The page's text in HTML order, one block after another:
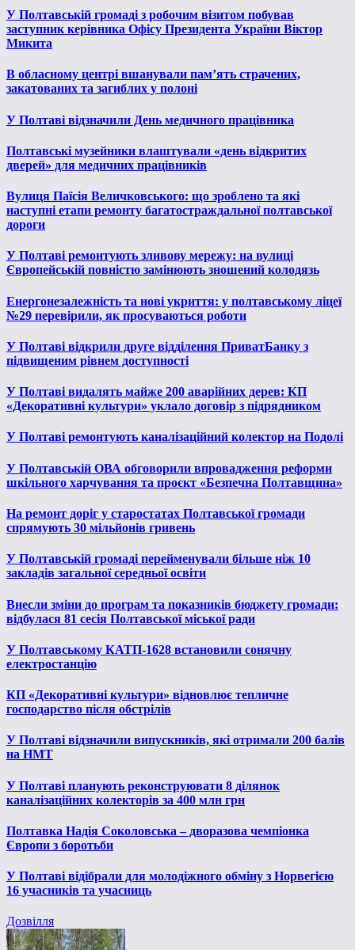
У Полтавській громаді з робочим візитом побував
заступник керівника Офісу Президента України Віктор
Микита
В обласному центрі вшанували пам’ять страчених,
закатованих та загиблих у полоні
У Полтаві відзначили День медичного працівника
Полтавські музейники влаштували «день відкритих
дверей» для медичних працівників
Вулиця Паїсія Величковського: що зроблено та які
наступні етапи ремонту багатостраждальної полтавської
дороги
У Полтаві ремонтують зливову мережу: на вулиці
Європейській повністю замінюють зношений колодязь
Енергонезалежність та нові укриття: у полтавському ліцеї
№29 перевірили, як просуваються роботи
У Полтаві відкрили друге відділення ПриватБанку з
підвищеним рівнем доступності
У Полтаві видалять майже 200 аварійних дерев: КП
«Декоративні культури» уклало договір з підрядником
У Полтаві ремонтують каналізаційний колектор на Подолі
У Полтавській ОВА обговорили впровадження реформи
шкільного харчування та проєкт «Безпечна Полтавщина»
На ремонт доріг у старостатах Полтавської громади
спрямують 30 мільйонів гривень
У Полтавській громаді перейменували більше ніж 10
закладів загальної середньої освіти
Внесли зміни до програм та показників бюджету громади:
відбулася 81 сесія Полтавської міської ради
У Полтавському КАТП-1628 встановили сонячну
електростанцію
КП «Декоративні культури» відновлює тепличне
господарство після обстрілів
У Полтаві відзначили випускників, які отримали 200 балів
на НМТ
У Полтаві планують реконструювати 8 ділянок
каналізаційних колекторів за 400 млн грн
Полтавка Надія Соколовська – дворазова чемпіонка
Європи з боротьби
У Полтаві відібрали для молодіжного обміну з Норвегією
16 учасників та учасниць
Дозвілля